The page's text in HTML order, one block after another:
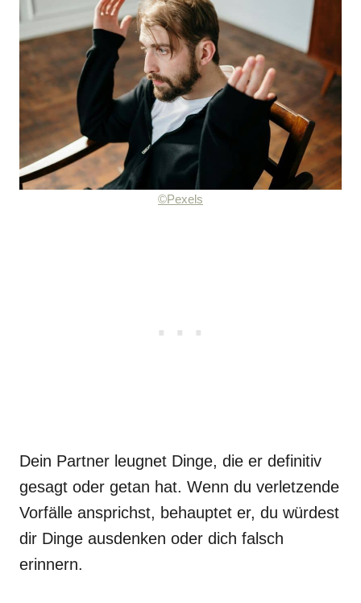
©Pexels
Dein Partner leugnet Dinge, die er definitiv
gesagt oder getan hat. Wenn du verletzende
Vorfälle ansprichst, behauptet er, du würdest
dir Dinge ausdenken oder dich falsch
erinnern.